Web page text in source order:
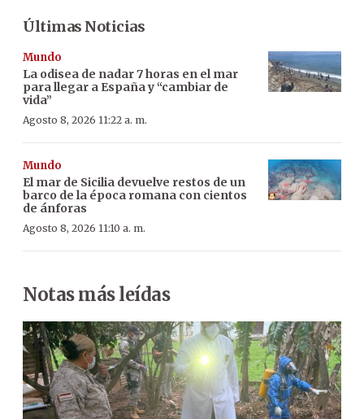
Últimas Noticias
Mundo
La odisea de nadar 7 horas en el mar
para llegar a España y “cambiar de
vida”
Agosto 8, 2026 11:22 a. m.
Mundo
El mar de Sicilia devuelve restos de un
barco de la época romana con cientos
de ánforas
Agosto 8, 2026 11:10 a. m.
Notas más leídas